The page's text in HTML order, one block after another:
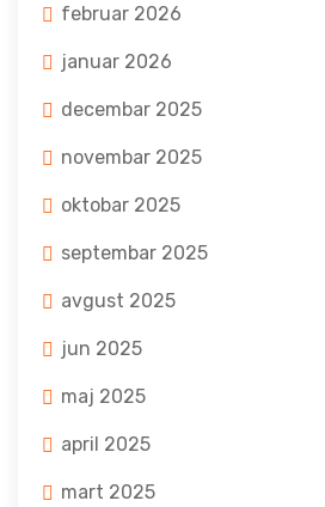
februar 2026
januar 2026
decembar 2025
novembar 2025
oktobar 2025
septembar 2025
avgust 2025
jun 2025
maj 2025
april 2025
mart 2025